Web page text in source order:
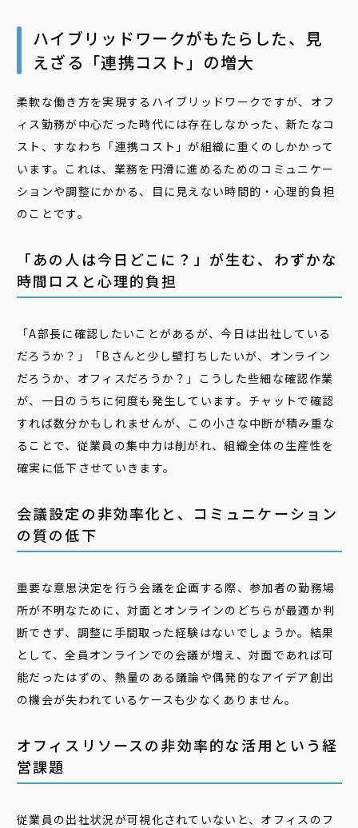
ハイブリッドワークがもたらした、見
えざる「連携コスト」の増大
柔軟な働き方を実現するハイブリッドワークですが、オフ
ィス勤務が中心だった時代には存在しなかった、新たなコ
スト、すなわち「連携コスト」が組織に重くのしかかって
います。これは、業務を円滑に進めるためのコミュニケー
ションや調整にかかる、目に見えない時間的・心理的負担
のことです。
「あの人は今日どこに？」が生む、わずかな
時間ロスと心理的負担
「A部長に確認したいことがあるが、今日は出社している
だろうか？」「Bさんと少し壁打ちしたいが、オンライン
だろうか、オフィスだろうか？」こうした些細な確認作業
が、一日のうちに何度も発生しています。チャットで確認
すれば数分かもしれませんが、この小さな中断が積み重な
ることで、従業員の集中力は削がれ、組織全体の生産性を
確実に低下させていきます。
会議設定の非効率化と、コミュニケーション
の質の低下
重要な意思決定を行う会議を企画する際、参加者の勤務場
所が不明なために、対面とオンラインのどちらが最適か判
断できず、調整に手間取った経験はないでしょうか。結果
として、全員オンラインでの会議が増え、対面であれば可
能だったはずの、熱量のある議論や偶発的なアイデア創出
の機会が失われているケースも少なくありません。
オフィスリソースの非効率的な活用という経
営課題
従業員の出社状況が可視化されていないと、オフィスのフ